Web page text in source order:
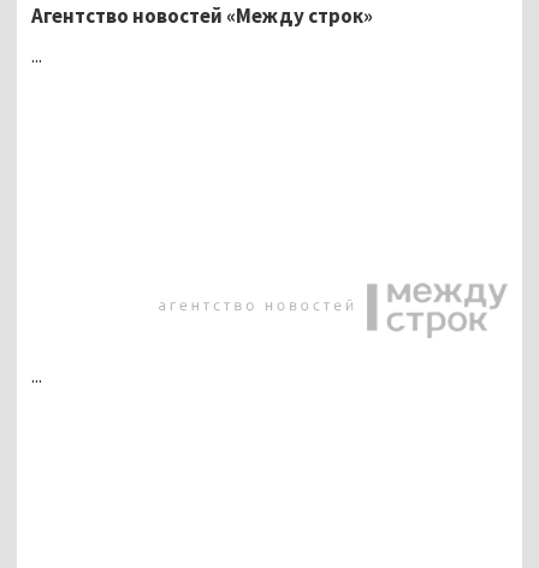
Агентство новостей «Между строк»
...
...